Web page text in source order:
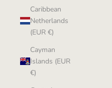
Caribbean
Netherlands
(EUR €)
Cayman
Islands (EUR
€)